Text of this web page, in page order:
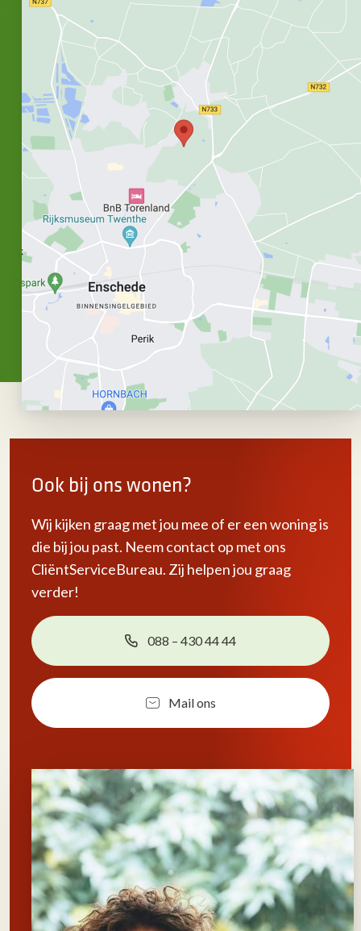
Ook bij ons wonen?
Wij kijken graag met jou mee of er een woning is
die bij jou past. Neem contact op met ons
CliëntServiceBureau. Zij helpen jou graag
verder!
088 – 430 44 44
Mail ons